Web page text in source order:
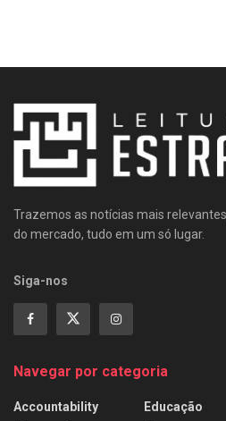
Trazemos as notícias mais
do mercado, tudo em um só lugar.
Siga-nos
Navegar por categoria
Accountability
Educação